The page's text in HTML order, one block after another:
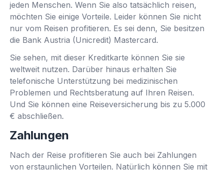
jeden Menschen. Wenn Sie also tatsächlich reisen,
möchten Sie einige Vorteile. Leider können Sie nicht
nur vom Reisen profitieren. Es sei denn, Sie besitzen
die Bank Austria (Unicredit) Mastercard.
Sie sehen, mit dieser Kreditkarte können Sie sie
weltweit nutzen. Darüber hinaus erhalten Sie
telefonische Unterstützung bei medizinischen
Problemen und Rechtsberatung auf Ihren Reisen.
Und Sie können eine Reiseversicherung bis zu 5.000
€ abschließen.
Zahlungen
Nach der Reise profitieren Sie auch bei Zahlungen
von erstaunlichen Vorteilen. Natürlich können Sie mit